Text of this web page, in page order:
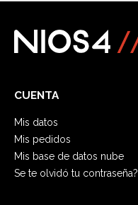
CUENTA
Mis datos
Mis pedidos
Mis base de datos nube
Se te olvidó tu contraseña?